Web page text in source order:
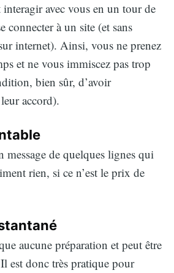
avec vous en un tour de
connecter à un site (et sans
internet). Ainsi, vous ne prenez
et ne vous immiscez pas trop
bien sûr, d’avoir
accord).
message de quelques lignes qui
rien, si ce n’est le prix de
aucune préparation et peut être
est donc très pratique pour